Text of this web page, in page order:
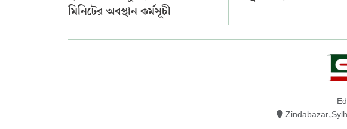
মিনিটের অবস্থান কর্মসূচী